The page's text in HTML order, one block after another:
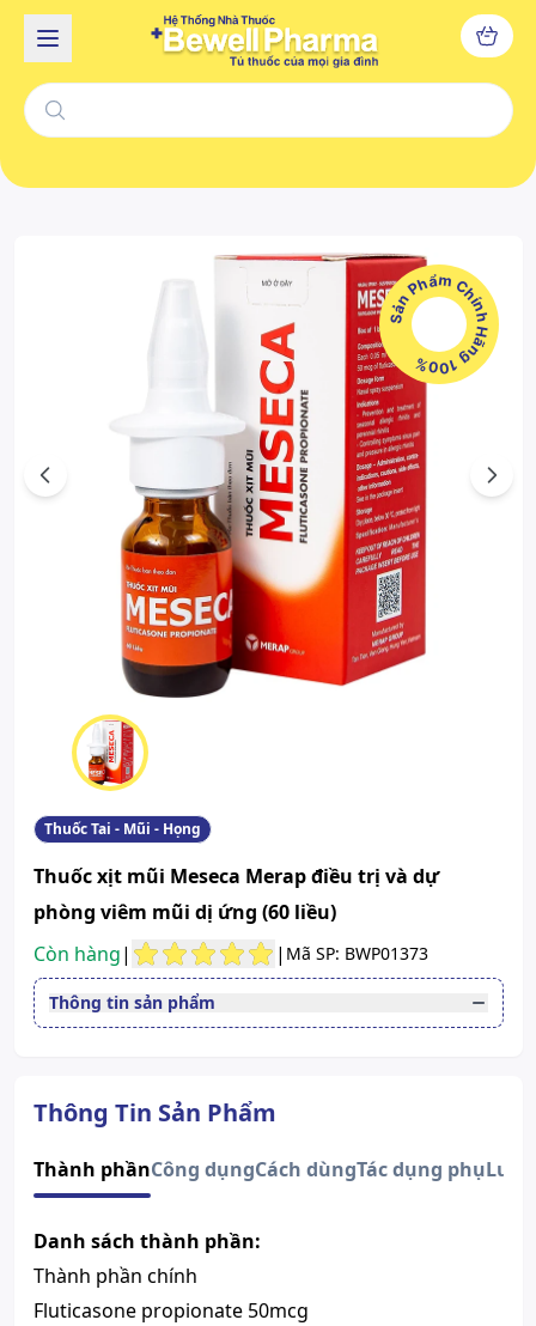
Sản Phẩm Chính Hãng 100%
Previous Next
Thuốc Tai - Mũi - Họng
Thuốc xịt mũi Meseca Merap điều trị và dự
phòng viêm mũi dị ứng (60 liều)
Còn hàng| | Mã SP: BWP01373
Thông tin sản phẩm
Quy cách
Chai
Nhà sản xuất
Nước sản xuất
Việt Nam
Xuất xứ thương
Số đăng ký
893110551724
Hướng dẫn tra cứu số đăng ký thuốc được cấp phép
Thông tin thành phầnHàm
Thông Tin Sản Phẩm
Thành phầnCông dụngCách dùngTác dụng phụLưu
Danh sách thành phần:
Thành phần chính
Fluticasone propionate 50mcg